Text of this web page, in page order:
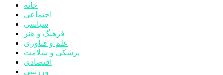
خانه
اجتماعی
سیاسی
فرهنگ و هنر
علم و فناوری
پزشکی و سلامت
اقتصادی
ورزشی